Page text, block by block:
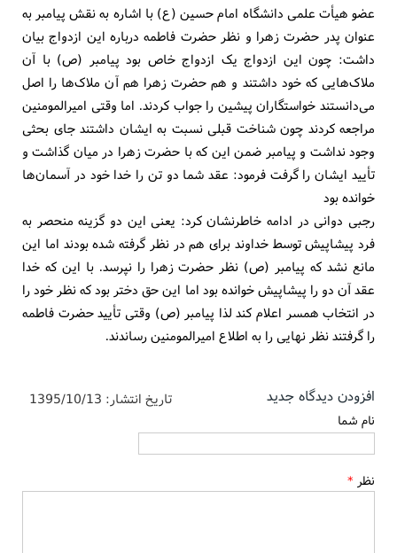
عضو هیأت علمی دانشگاه امام حسین (ع) با اشاره به نقش پیامبر به
عنوان پدر حضرت زهرا و نظر حضرت فاطمه درباره این ازدواج بیان
داشت: چون این ازدواج یک ازدواج خاص بود پیامبر (ص) با آن
ملاک‌هایی که خود داشتند و هم حضرت زهرا هم آن ملاک‌ها را اصل
می‌دانستند خواستگاران پیشین را جواب کردند. اما وقتی امیرالمومنین
مراجعه کردند چون شناخت قبلی نسبت به ایشان داشتند جای بحثی
وجود نداشت و پیامبر ضمن این که با حضرت زهرا در میان گذاشت و
تأیید ایشان را گرفت فرمود: عقد شما دو تن را خدا خود در آسمان‌ها
خوانده بود
رجبی دوانی در ادامه خاطرنشان کرد: یعنی این دو گزینه منحصر به
فرد پیشاپیش توسط خداوند برای هم در نظر گرفته شده بودند اما این
مانع نشد که پیامبر (ص) نظر حضرت زهرا را نپرسد. با این که خدا
عقد آن دو را پیشاپیش خوانده بود اما این حق دختر بود که نظر خود را
در انتخاب همسر اعلام کند لذا پیامبر (ص) وقتی تأیید حضرت فاطمه
را گرفتند نظر نهایی را به اطلاع امیرالمومنین رساندند.
تاریخ انتشار: 1395/10/13 افزودن دیدگاه جدید
نام شما
نظر *